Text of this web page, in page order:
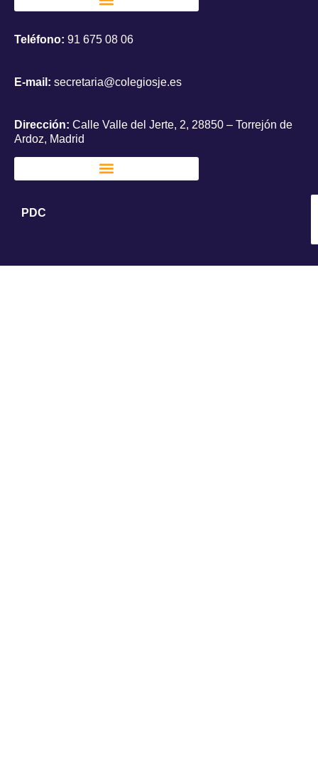
Teléfono: 91 675 08 06
E-mail: secretaria@colegiosje.es
Dirección: Calle Valle del Jerte, 2, 28850 – Torrejón de
Ardoz, Madrid
PDC